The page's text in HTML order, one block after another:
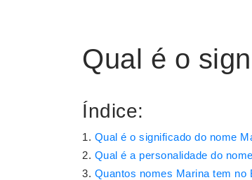
Qual é o
Índice:
Qual é o significado do nome
Qual é a personalidade do
Quantos nomes Marina tem no